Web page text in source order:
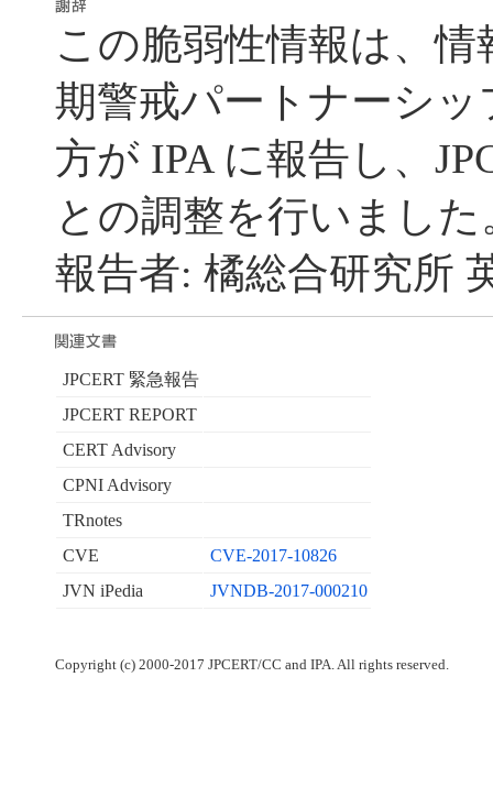
この脆弱性情報は、
期警戒パートナーシ
方が IPA に報告し、
との調整を行いました
報告者: 橘総合研究所
JPCERT 緊急報告
JPCERT REPORT
CERT Advisory
CPNI Advisory
TRnotes
CVE
CVE-2017-10826
JVN iPedia
JVNDB-2017-000210
Copyright (c) 2000-2017 JPCERT/CC and IPA. All rights reserved.